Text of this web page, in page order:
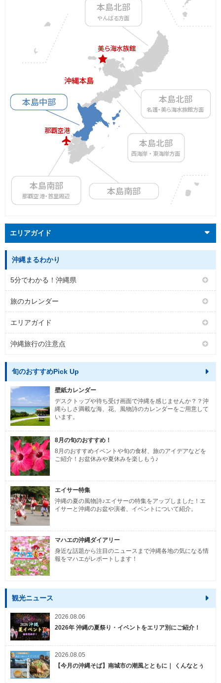
本島南部
本島南部
那覇空港・首里周辺
本島中部
本島北部
西海岸・東海岸方面
本島北部
名護・美ら海水族館方面
本島北部
やんばる方面
那覇空港
美ら海水族館
沖縄本島
エリアガイド
沖縄まるわかり
5分でわかる！沖縄県
旅のカレンダー
エリアガイド
沖縄旅行の注意点
旬のおすすめPick Up
壁紙カレンダー
デスクトップや待ち受け画面で沖縄を感じませんか？？沖
縄らしさ満載な海、花、風物詩のカレンダーをご用意して
います。
8月の旬のおすすめ！
8月のおすすめイベントや旬の食材、旅のアイデアなどを
ご紹介！お盆休みや夏休みを楽しもう♪
エイサー特集
沖縄の夏の風物詩♪エイサーの特集をアップしました！エ
イサーと沖縄のお盆や演者、イベントについて紹介。
マハエの沖縄ダイアリー
身近な話題から注目のニュースまで沖縄各地の気になる情
報をマハエがレポートします！
観光ニュース
2026.08.06
2026年 沖縄の夏祭り・イベントをエリア別にご紹介！
2026.08.05
【今月の沖縄そば】南城市の潮風とともに｜ くんなとぅ